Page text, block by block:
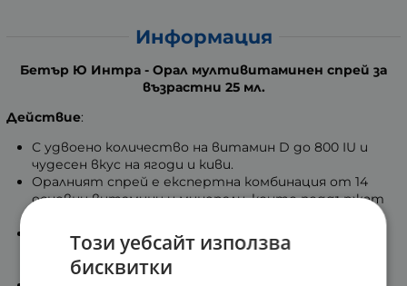
Информация
Бетър Ю Интра - Орал мултивитаминен спрей за
възрастни 25 мл.
Действие:
С удвоено количество на витамин D до 800 IU и
чудесен вкус на ягоди и киви.
Оралният спрей е експертна комбинация от 14
основни витамини и минерали, които поддържат
Спреят за уста е специално създаден, за да се
абсорбира директно в кръвообращението, като
заобикаля храносмилателната система.
Този уебсайт използва
бисквитки